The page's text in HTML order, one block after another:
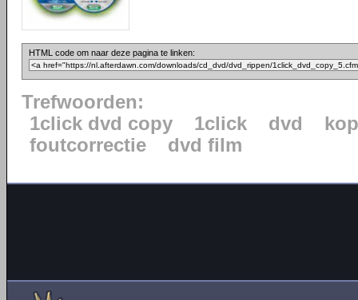
HTML code om naar deze pagina te linken:
Trefwoorden:
1click dvd copy
1click dvd
foutcorrectie
dvd film